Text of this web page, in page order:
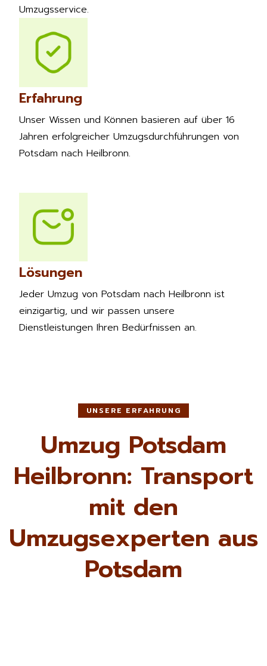
Erfahrung
Unser Wissen und Können basieren auf über 16
Jahren erfolgreicher Umzugsdurchführungen von
Potsdam nach Heilbronn.
Lösungen
Jeder Umzug von Potsdam nach Heilbronn ist
einzigartig, und wir passen unsere
Dienstleistungen Ihren Bedürfnissen an.
Umzugsservice.
UNSERE ERFAHRUNG
Umzug Potsdam
Heilbronn: Transport
mit den
Umzugsexperten aus
Potsdam